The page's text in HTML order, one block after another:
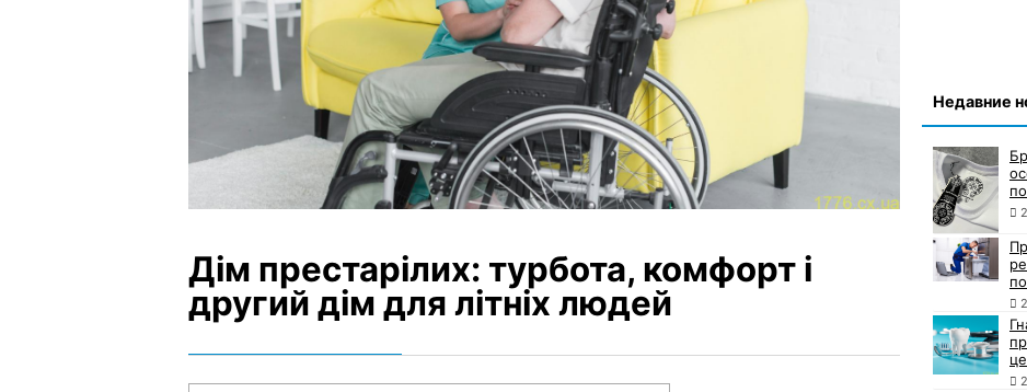
Дім престарілих: турбота, комфорт і
другий дім для літніх людей
Недавние